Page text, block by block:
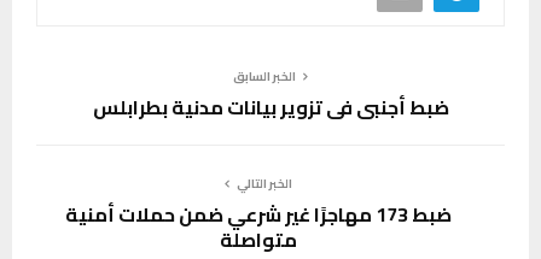
الخبر السابق
ضبط أجنبي في تزوير بيانات مدنية بطرابلس
الخبر التالي
ضبط 173 مهاجرًا غير شرعي ضمن حملات أمنية
متواصلة